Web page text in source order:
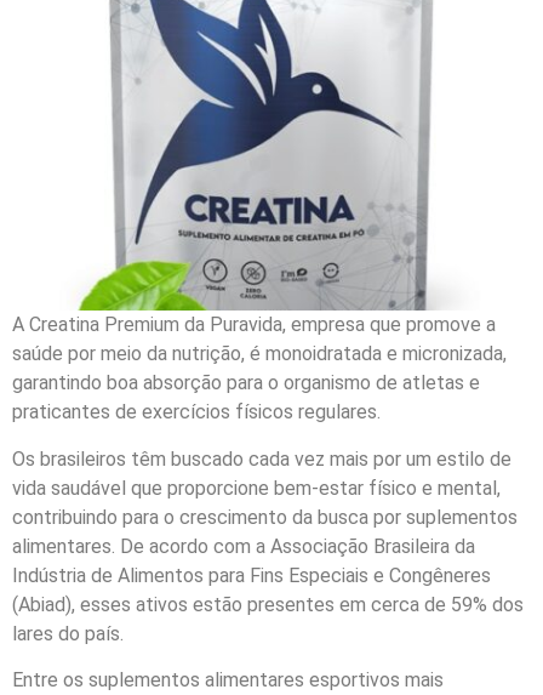
A Creatina Premium da Puravida, empresa que promove a
saúde por meio da nutrição, é monoidratada e micronizada,
garantindo boa absorção para o organismo de atletas e
praticantes de exercícios físicos regulares.
Os brasileiros têm buscado cada vez mais por um estilo de
vida saudável que proporcione bem-estar físico e mental,
contribuindo para o crescimento da busca por suplementos
alimentares. De acordo com a Associação Brasileira da
Indústria de Alimentos para Fins Especiais e Congêneres
(Abiad), esses ativos estão presentes em cerca de 59% dos
lares do país.
Entre os suplementos alimentares esportivos mais